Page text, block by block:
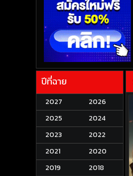
ปีที่ฉาย
2027
2026
2025
2024
2023
2022
2021
2020
2019
2018